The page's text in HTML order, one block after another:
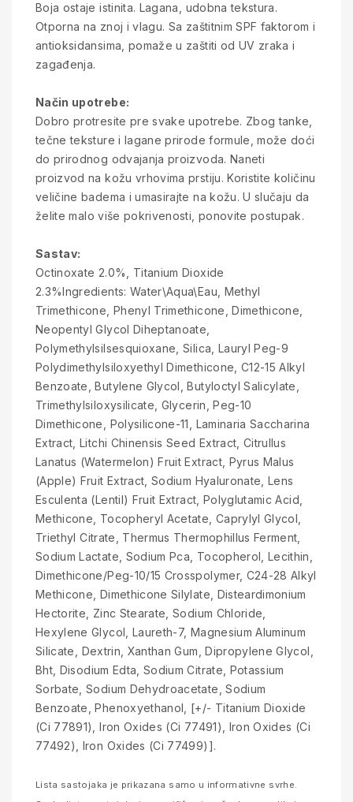
Boja ostaje istinita. Lagana, udobna tekstura.
Otporna na znoj i vlagu. Sa zaštitnim SPF faktorom i
antioksidansima, pomaže u zaštiti od UV zraka i
zagađenja.
Način upotrebe:
Dobro protresite pre svake upotrebe. Zbog tanke,
tečne teksture i lagane prirode formule, može doći
do prirodnog odvajanja proizvoda. Naneti
proizvod na kožu vrhovima prstiju. Koristite količinu
veličine badema i umasirajte na kožu. U slučaju da
želite malo više pokrivenosti, ponovite postupak.
Sastav:
Octinoxate 2.0%, Titanium Dioxide
2.3%Ingredients: Water\Aqua\Eau, Methyl
Trimethicone, Phenyl Trimethicone, Dimethicone,
Neopentyl Glycol Diheptanoate,
Polymethylsilsesquioxane, Silica, Lauryl Peg-9
Polydimethylsiloxyethyl Dimethicone, C12-15 Alkyl
Benzoate, Butylene Glycol, Butyloctyl Salicylate,
Trimethylsiloxysilicate, Glycerin, Peg-10
Dimethicone, Polysilicone-11, Laminaria Saccharina
Extract, Litchi Chinensis Seed Extract, Citrullus
Lanatus (Watermelon) Fruit Extract, Pyrus Malus
(Apple) Fruit Extract, Sodium Hyaluronate, Lens
Esculenta (Lentil) Fruit Extract, Polyglutamic Acid,
Methicone, Tocopheryl Acetate, Caprylyl Glycol,
Triethyl Citrate, Thermus Thermophillus Ferment,
Sodium Lactate, Sodium Pca, Tocopherol, Lecithin,
Dimethicone/Peg-10/15 Crosspolymer, C24-28 Alkyl
Methicone, Dimethicone Silylate, Disteardimonium
Hectorite, Zinc Stearate, Sodium Chloride,
Hexylene Glycol, Laureth-7, Magnesium Aluminum
Silicate, Dextrin, Xanthan Gum, Dipropylene Glycol,
Bht, Disodium Edta, Sodium Citrate, Potassium
Sorbate, Sodium Dehydroacetate, Sodium
Benzoate, Phenoxyethanol, [+/- Titanium Dioxide
(Ci 77891), Iron Oxides (Ci 77491), Iron Oxides (Ci
77492), Iron Oxides (Ci 77499)].
Lista sastojaka je prikazana samo u informativne svrhe.